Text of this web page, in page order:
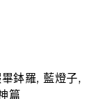
鉢羅,藍燈子,
篇